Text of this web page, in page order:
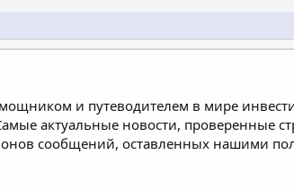
и путеводителем в мире
актуальные новости, проверенные
сообщений, оставленных нашими